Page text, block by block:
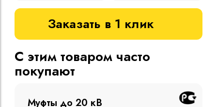
Заказать в 1 клик
С этим товаром часто
покупают
Муфты до 10 кВ